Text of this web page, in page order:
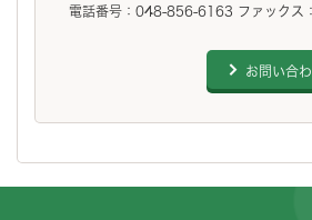
電話番号：048-856-6163 ファック
お問い合